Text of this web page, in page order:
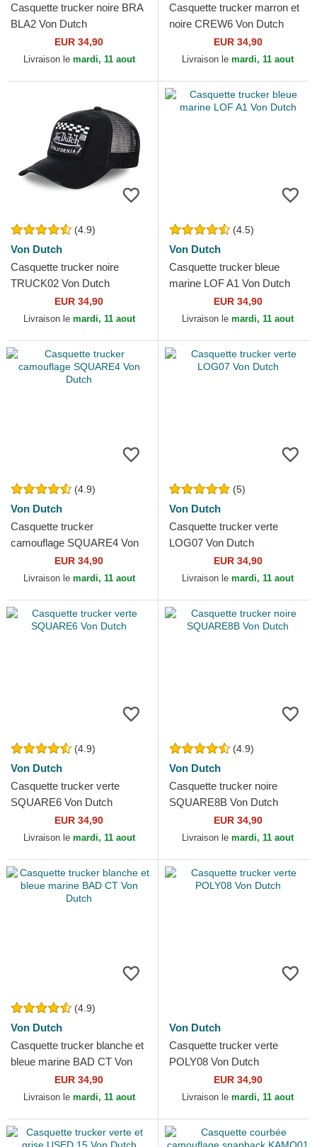
Casquette trucker noire BRA
BLA2 Von Dutch
EUR 34,90
Livraison le mardi, 11 aout
Casquette trucker marron et
noire CREW6 Von Dutch
EUR 34,90
Livraison le mardi, 11 aout
(4.9)
Von Dutch
Casquette trucker noire
TRUCK02 Von Dutch
EUR 34,90
Livraison le mardi, 11 aout
(4.5)
Von Dutch
Casquette trucker bleue
marine LOF A1 Von Dutch
EUR 34,90
Livraison le mardi, 11 aout
(4.9)
Von Dutch
Casquette trucker
camouflage SQUARE4 Von
EUR 34,90
Livraison le mardi, 11 aout
(5)
Von Dutch
Casquette trucker verte
LOG07 Von Dutch
EUR 34,90
Livraison le mardi, 11 aout
(4.9)
Von Dutch
Casquette trucker verte
SQUARE6 Von Dutch
EUR 34,90
Livraison le mardi, 11 aout
(4.9)
Von Dutch
Casquette trucker noire
SQUARE8B Von Dutch
EUR 34,90
Livraison le mardi, 11 aout
(4.9)
Von Dutch
Casquette trucker blanche et
bleue marine BAD CT Von
EUR 34,90
Livraison le mardi, 11 aout
Von Dutch
Casquette trucker verte
POLY08 Von Dutch
EUR 34,90
Livraison le mardi, 11 aout